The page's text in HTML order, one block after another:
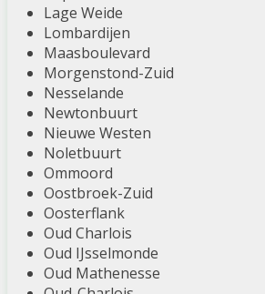
Lage Weide
Lombardijen
Maasboulevard
Morgenstond-Zuid
Nesselande
Newtonbuurt
Nieuwe Westen
Noletbuurt
Ommoord
Oostbroek-Zuid
Oosterflank
Oud Charlois
Oud IJsselmonde
Oud Mathenesse